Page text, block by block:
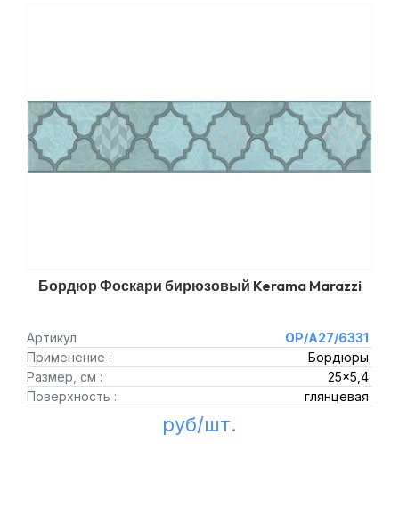
Бордюр Фоскари бирюзовый Kerama Marazzi
Артикул
OP/A27/6331
Применение :
Бордюры
Размер, см :
25x5,4
Поверхность :
глянцевая
руб/шт.